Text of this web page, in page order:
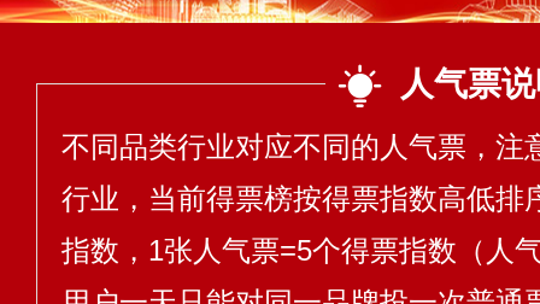
人气票
不同品类行业对应不同的人气票，注
行业，当前得票榜按得票指数高低排
指数，1张人气票=5个得票指数（人